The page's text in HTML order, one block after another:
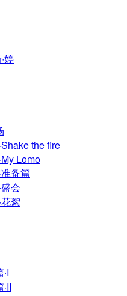
婷
the fire
Lomo
备篇
会
絮